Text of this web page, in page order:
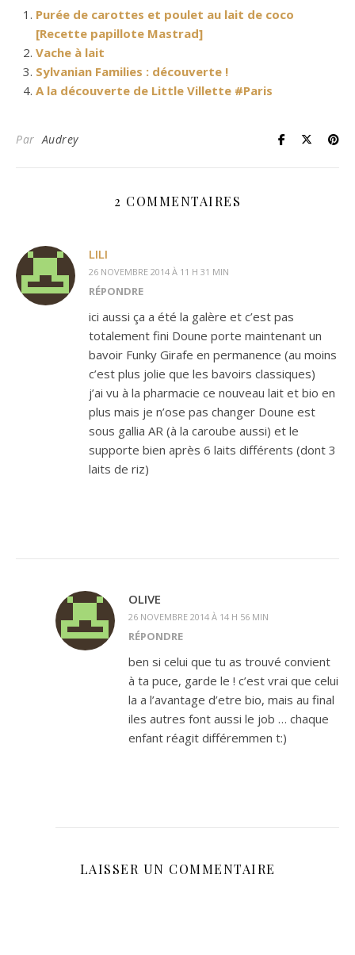
Purée de carottes et poulet au lait de coco
[Recette papillote Mastrad]
Vache à lait
Sylvanian Families : découverte !
A la découverte de Little Villette #Paris
ParAudrey
2 COMMENTAIRES
LILI
26 NOVEMBRE 2014 À 11 H 31 MIN
RÉPONDRE
ici aussi ça a été la galère et c’est pas
totalement fini Doune porte maintenant un
bavoir Funky Girafe en permanence (au moins
c’est plus jolie que les bavoirs classiques)
j’ai vu à la pharmacie ce nouveau lait et bio en
plus mais je n’ose pas changer Doune est
sous gallia AR (à la caroube aussi) et le
supporte bien après 6 laits différents (dont 3
laits de riz)
OLIVE
26 NOVEMBRE 2014 À 14 H 56 MIN
RÉPONDRE
ben si celui que tu as trouvé convient
à ta puce, garde le ! c’est vrai que celui
la a l’avantage d’etre bio, mais au final
iles autres font aussi le job … chaque
enfant réagit différemmen t:)
LAISSER UN COMMENTAIRE